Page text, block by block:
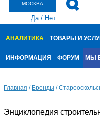
МОСКВА
Да/ Нет
АНАЛИТИКА ТОВАРЫ И
ИНФОРМАЦИЯ ФОРУМ МЫ
Главная / Бренды /
Энциклопедия